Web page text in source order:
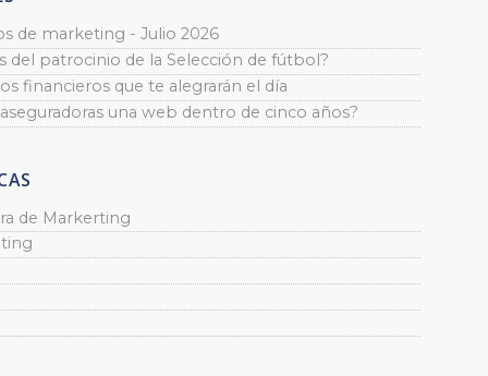
de marketing - Julio 2026
del patrocinio de la Selección de fútbol?
financieros que te alegrarán el día
una web dentro de cinco años?
de Markerting